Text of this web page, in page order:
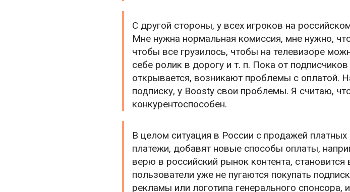
С другой стороны, у всех игроков на
Мне нужна нормальная комиссия, мне нужно,
чтобы все грузилось, чтобы на телевизоре
себе ролик в дорогу и т. п. Пока от
открывается, возникают проблемы с оплатой.
подписку, у Boosty свои проблемы. Я считаю,
конкурентоспособен.
В целом ситуация в России с продажей
платежи, добавят новые способы оплаты,
верю в российский рынок контента,
пользователи уже не пугаются покупать
рекламы или логотипа генерального спонсора,